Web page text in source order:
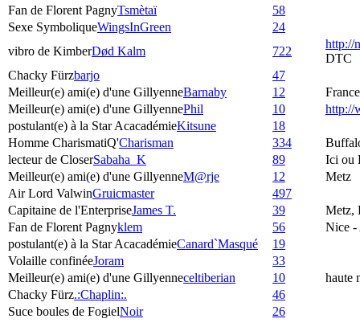
Fan de Florent PagnyTsmètaï
58
Sexe SymboliqueWingsInGreen
24
vibro de KimberDød Kalm 722
http://
DTC
Chacky Fürzbarjo
47
Meilleur(e) ami(e) d'une GillyenneBarnaby 12
France
Meilleur(e) ami(e) d'une GillyennePhil 10
http://
postulant(e) à la Star AcacadémieKitsune
18
Homme CharismatiQ'Charisman 334
lecteur de CloserSabaha_K 89
Ici ou
Meilleur(e) ami(e) d'une GillyenneM@rje 12
Metz
Air Lord ValwinGruicmaster
497
Capitaine de l'EnterpriseJames T. 39
Metz,
Fan de Florent Pagnyklem 56
Nice -
postulant(e) à la Star AcacadémieCanard`Masqué
19
Volaille confinéeJoram
33
Meilleur(e) ami(e) d'une Gillyenneceltiberian 10
haute
Chacky Fürz.:Chaplin:.
46
Suce boules de FogielNoir
26